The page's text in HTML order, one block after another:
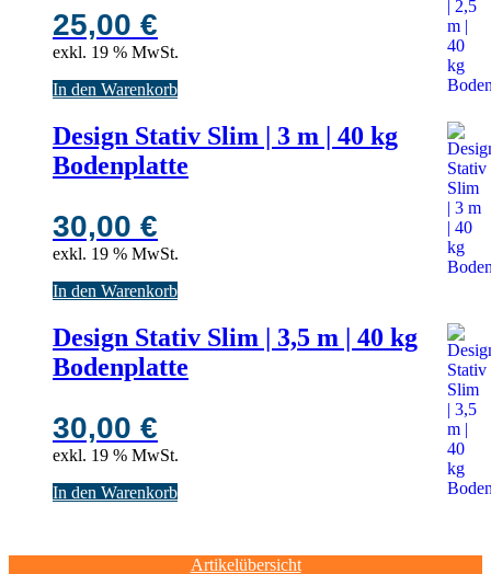
25,00 €
exkl. 19 % MwSt.
In den Warenkorb
Design Stativ Slim | 3 m | 40 kg
Bodenplatte
30,00 €
exkl. 19 % MwSt.
In den Warenkorb
Design Stativ Slim | 3,5 m | 40 kg
Bodenplatte
30,00 €
exkl. 19 % MwSt.
In den Warenkorb
Artikelübersicht